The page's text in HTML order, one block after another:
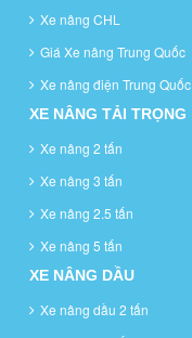
Xe nâng CHL
Giá Xe nâng Trung Quốc
Xe nâng điện Trung Quốc
XE NÂNG TẢI TRỌNG
Xe nâng 2 tấn
Xe nâng 3 tấn
Xe nâng 2.5 tấn
Xe nâng 5 tấn
XE NÂNG DẦU
Xe nâng dầu 2 tấn